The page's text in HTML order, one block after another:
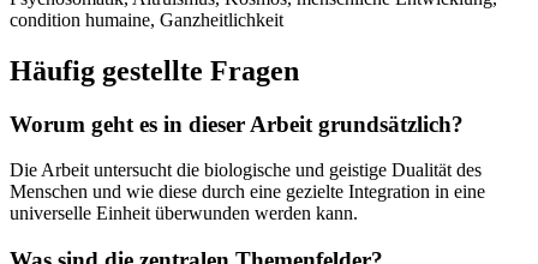
condition humaine, Ganzheitlichkeit
Häufig gestellte Fragen
Worum geht es in dieser Arbeit grundsätzlich?
Die Arbeit untersucht die biologische und geistige Dualität des
Menschen und wie diese durch eine gezielte Integration in eine
universelle Einheit überwunden werden kann.